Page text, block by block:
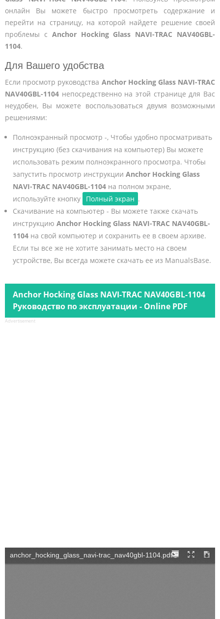
онлайн Вы можете быстро просмотреть содержание и
перейти на страницу, на которой найдете решение своей
проблемы с Anchor Hocking Glass NAVI-TRAC NAV40GBL-
1104.
Для Вашего удобства
Если просмотр руководства Anchor Hocking Glass NAVI-TRAC
NAV40GBL-1104 непосредственно на этой странице для Вас
неудобен, Вы можете воспользоваться двумя возможными
решениями:
Полноэкранный просмотр -, Чтобы удобно просматривать
инструкцию (без скачивания на компьютер) Вы можете
использовать режим полноэкранного просмотра. Чтобы
запустить просмотр инструкции Anchor Hocking Glass
NAVI-TRAC NAV40GBL-1104на полном экране,
используйте кнопку
Полный экран .
Скачивание на компьютер - Вы можете также скачать
инструкцию Anchor Hocking Glass NAVI-TRAC NAV40GBL-
1104на свой компьютер и сохранить ее в своем архиве.
Если ты все же не хотите занимать место на своем
устройстве, Вы всегда можете скачать ее из ManualsBase.
Anchor Hocking Glass NAVI-TRAC NAV40GBL-1104
Руководство по эксплуатации - Online PDF
Advertisement